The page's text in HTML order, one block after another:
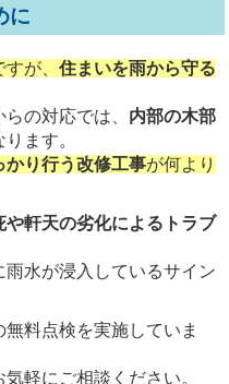
に
すが、住まいを雨から守る
の対応では、 内部の木部
ます。
かり行う改修工事が何より
や軒天の劣化によるトラブ
水が浸入しているサイン
料点検を実施していま
軽にご相談ください。